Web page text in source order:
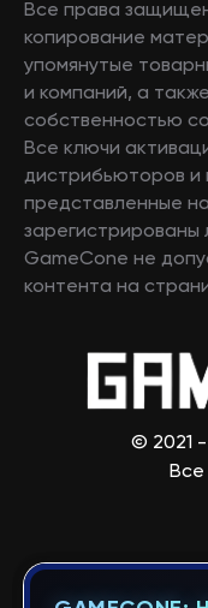
Все права
копирование
упомянутые
и компаний, а
собственностью
Все ключи
дистрибьюторов и
представленные
зарегистрированы
GameCone не
контента на
© 2021